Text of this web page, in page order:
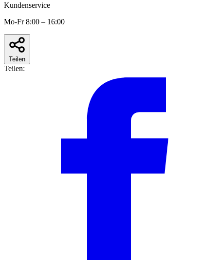
Kundenservice
Mo-Fr 8:00 – 16:00
Teilen
Teilen: